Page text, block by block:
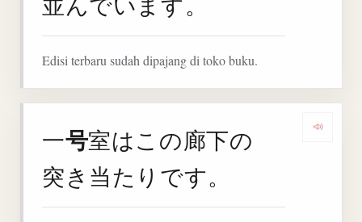
Edisi terbaru sudah dipajang di toko buku.
一号室はこの廊下の
突き当たりです。